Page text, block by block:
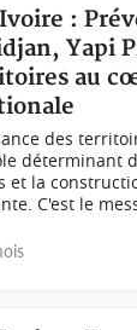
:
Yapi
au
des
déterminant
et la
C'est le